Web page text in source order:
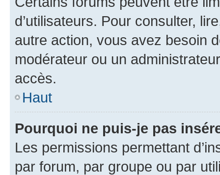
d’utilisateurs. Pour consulter,
autre action, vous avez besoin
modérateur ou un
accès.
Haut
Pourquoi ne puis-je pas
Les permissions permettant
par forum, par groupe ou par